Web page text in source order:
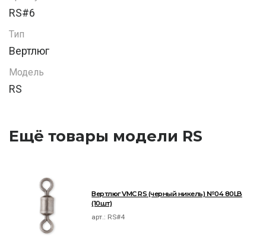
RS#6
Тип
Вертлюг
Модель
RS
Ещё товары модели RS
Вертлюг VMC RS (черный никель) №04 80LB
(10шт)
арт.: RS#4